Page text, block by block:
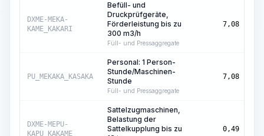
DXME-MEKA-
KAME_KAKARI
Befüll- und
Druckprüfgeräte,
Förderleistung bis zu
300 m3/h
Füll- und Pressaggregate
7,08
PU_MEKAKA_KASAKA
Personal: 1 Person-
Stunde/Maschinen-
Stunde
Füll- und Pressaggregate
7,08
DXME-MEPU-
KAPU_KAKAME
Sattelzugmaschinen,
Belastung der
Sattelkupplung bis zu
0,49